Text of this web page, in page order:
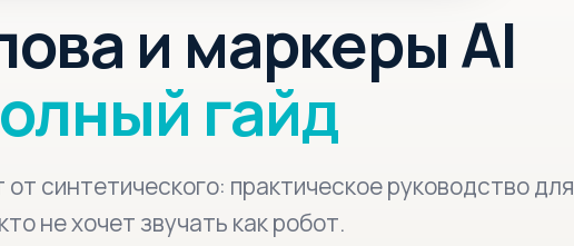
и маркеры AI
гайд
синтетического: практическое руководство для
не хочет звучать как робот.